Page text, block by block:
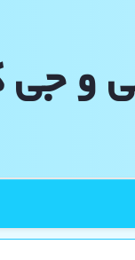
و جی